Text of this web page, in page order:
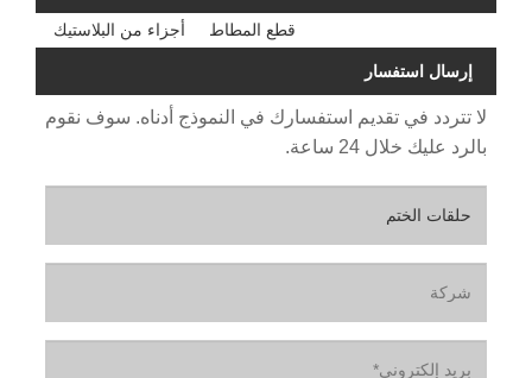
أجزاء من البلاستيك قطع المطاط
إرسال استفسار
لا تتردد في تقديم استفسارك في النموذج أدناه. سوف نقوم
بالرد عليك خلال 24 ساعة.